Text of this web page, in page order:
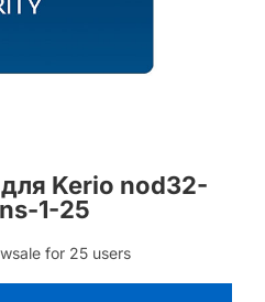
Kerio nod32-
1-25
for 25 users